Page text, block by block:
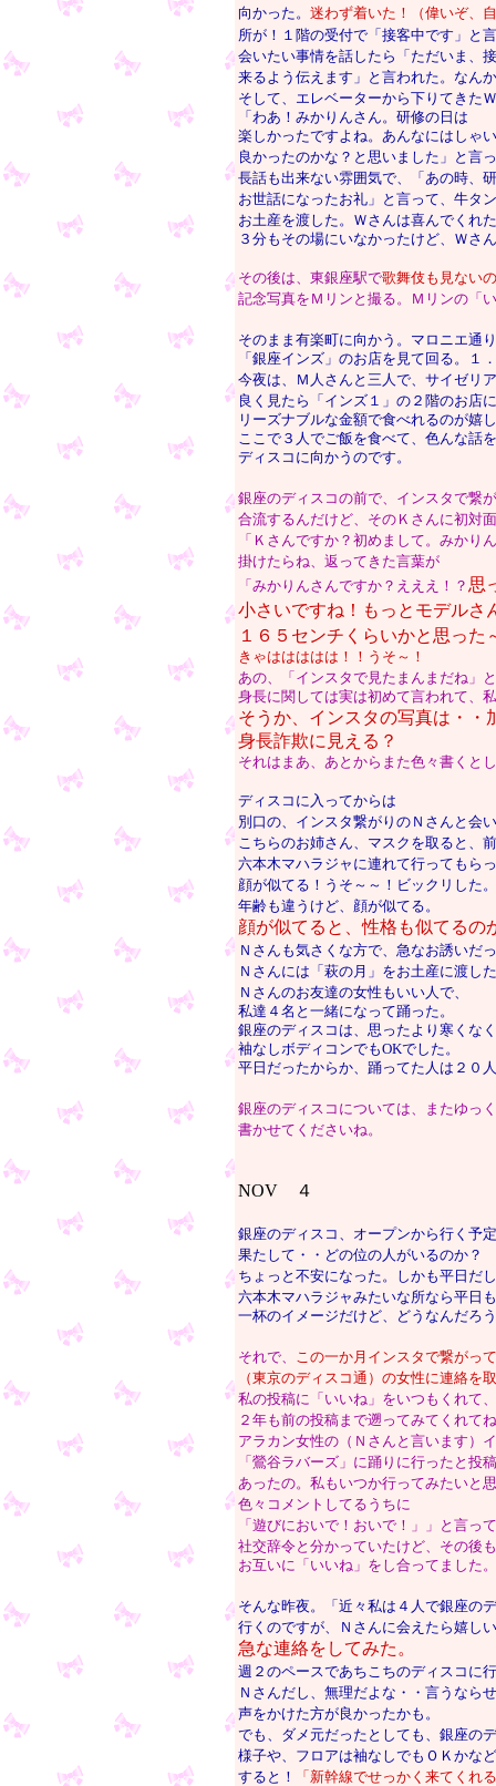
向かった。 迷わず着いた！（偉いぞ、
所が！１階の受付で「接客中です」と
会いたい事情を話したら「ただいま、
来るよう伝えます」と言われた。なん
そして、エレベーターから下りてきた
「わあ！みかりんさん。研修の日は
楽しかったですよね。あんなにはしゃ
良かったのかな？と思いました」と言
長話も出来ない雰囲気で、「あの時、
お世話になったお礼」と言って、牛タ
お土産を渡した。Ｗさんは喜んでくれ
３分もその場にいなかったけど、Ｗさ
その後は、東銀座駅で歌舞伎も見ない
記念写真をＭリンと撮る。Ｍリンの「
そのまま有楽町に向かう。マロニエ通
「銀座インズ」のお店を見て回る。
１
今夜は、Ｍ人さんと三人で、サイゼリ
良く見たら「インズ１」の２階のお店
リーズナブルな金額で食べれるのが嬉
ここで３人でご飯を食べて、色んな話
ディスコに向かうのです。
銀座のディスコの前で、インスタで繋
合流するんだけど、そのＫさんに初対
「Ｋさんですか？初めまして。みかり
掛けたらね、返ってきた言葉が
「みかりんさんですか？えええ！？ 思
小さいですね！もっとモデルさ
１６５センチくらいかと思った
きゃははははは！！うそ～！
あの、「インスタで見たまんまだね」
身長に関しては実は初めて言われて、
そうか、インスタの写真は・・
身長詐欺に見える？
それはまあ、あとからまた色々書くと
ディスコに入ってからは
別口の、インスタ繋がりのＮさんと会
こちらのお姉さん、マスクを取ると、
六本木マハラジャに連れて行ってもら
顔が似てる！うそ～～！ビックリした。
年齢も違うけど、顔が似てる。
顔が似てると、性格も似てるの
Ｎさんも気さくな方で、急なお誘いだ
Ｎさんには「萩の月」をお土産に渡し
Ｎさんのお友達の女性もいい人で、
私達４名と一緒になって踊った。
銀座のディスコは、思ったより寒くなく
袖なしボディコンでもOKでした。
平日だったからか、踊ってた人は２０
銀座のディスコについては、またゆっ
書かせてくださいね。
NOV ４
銀座のディスコ、オープンから行く予
果たして・・どの位の人がいるのか？
ちょっと不安になった。しかも平日だ
六本木マハラジャみたいな所なら平日も
一杯のイメージだけど、どうなんだろ
それで、 この一か月インスタで繋がっ
（東京のディスコ通）の女性に連絡を
私の投稿に「いいね」をいつもくれて
２年も前の投稿まで遡ってみてくれて
アラカン女性の（Ｎさんと言います）
「鶯谷ラバーズ」に踊りに行ったと投
あったの。私もいつか行ってみたいと
色々コメントしてるうちに
「遊びにおいで！おいで！」」と言っ
社交辞令と分かっていたけど、その後も
お互いに「いいね」をし合ってました。
そんな昨夜。「近々私は４人で銀座の
行くのですが、Ｎさんに会えたら嬉し
急な連絡をしてみた。
週２のペースであちこちのディスコに
Ｎさんだし、無理だよな・・言うなら
声をかけた方が良かったかも。
でも、ダメ元だったとしても、銀座の
様子や、フロアは袖なしでもＯＫかな
すると！
「新幹線でせっかく来てくれ